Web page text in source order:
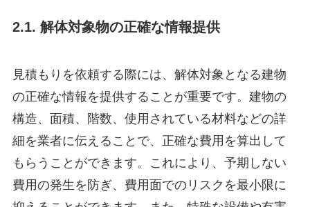
2.1. 解体対象物の正確な情報提供
見積もりを依頼する際には、解体対象となる建物
の正確な情報を提供することが重要です。建物の
構造、面積、階数、使用されている材料などの詳
細を業者に伝えることで、正確な費用を算出して
もらうことができます。これにより、予期しない
費用の発生を防ぎ、費用面でのリスクを最小限に